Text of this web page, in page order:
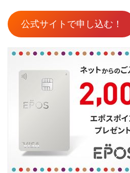
公式サイトで申し込む！